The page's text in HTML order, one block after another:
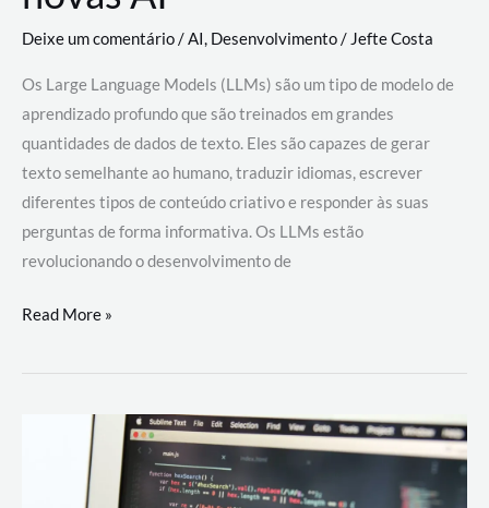
Deixe um comentário/AI, Desenvolvimento/ Jefte Costa
Os Large Language Models (LLMs) são um tipo de modelo de
aprendizado profundo que são treinados em grandes
quantidades de dados de texto. Eles são capazes de gerar
texto semelhante ao humano, traduzir idiomas, escrever
diferentes tipos de conteúdo criativo e responder às suas
perguntas de forma informativa. Os LLMs estão
revolucionando o desenvolvimento de
Large
Models
Read More »